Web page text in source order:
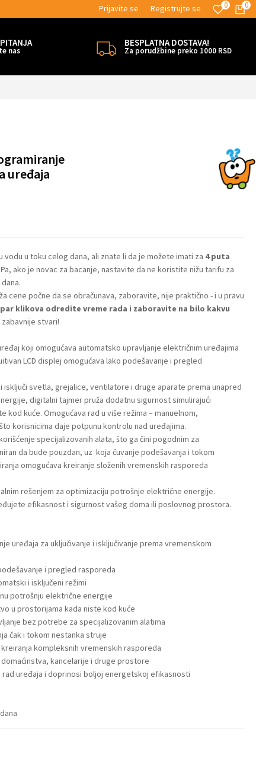
MOGUĆNOST ISPORUKE ZA 24H! 0
0
Prijavite se Registrujte se
nas
BESPLATNA DOSTAVA!
Za porudžbine preko 1000 RSD
uređaja
vodu u toku celog dana, ali znate li da je možete imati za 4 puta
Pa, ako je novac za bacanje, nastavite da ne koristite nižu tarifu za
cene počne da se obračunava, zaboravite, nije praktično - i u pravu
klikova odredite vreme rada i zaboravite na bilo kakvu
stvari!
koji omogućava automatsko upravljanje električnim uređajima
LCD displej omogućava lako podešavanje i pregled
isključi svetla, grejalice, ventilatore i druge aparate prema unapred
digitalni tajmer pruža dodatnu sigurnost simulirajući
kod kuće. Omogućava rad u više režima – manuelnom,
korisnicima daje potpunu kontrolu nad uređajima.
specijalizovanih alata, što ga čini pogodnim za
da bude pouzdan, uz koja čuvanje podešavanja i tokom
omogućava kreiranje složenih vremenskih rasporeda
rešenjem za optimizaciju potrošnje električne energije.
efikasnost i sigurnost vašeg doma ili poslovnog prostora.
uređaja za uključivanje i isključivanje prema vremenskom
i pregled rasporeda
i isključeni režimi
potrošnju električne energije
u prostorijama kada niste kod kuće
bez potrebe za specijalizovanim alatima
čak i tokom nestanka struje
kompleksnih vremenskih rasporeda
kancelarije i druge prostore
uređaja i doprinosi boljoj energetskoj efikasnosti